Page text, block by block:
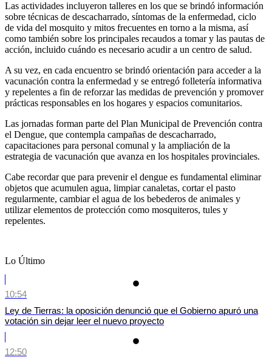
Las actividades incluyeron talleres en los que se brindó información
sobre técnicas de descacharrado, síntomas de la enfermedad, ciclo
de vida del mosquito y mitos frecuentes en torno a la misma, así
como también sobre los principales recaudos a tomar y las pautas de
acción, incluido cuándo es necesario acudir a un centro de salud.
A su vez, en cada encuentro se brindó orientación para acceder a la
vacunación contra la enfermedad y se entregó folletería informativa
y repelentes a fin de reforzar las medidas de prevención y promover
prácticas responsables en los hogares y espacios comunitarios.
Las jornadas forman parte del Plan Municipal de Prevención contra
el Dengue, que contempla campañas de descacharrado,
capacitaciones para personal comunal y la ampliación de la
estrategia de vacunación que avanza en los hospitales provinciales.
Cabe recordar que para prevenir el dengue es fundamental eliminar
objetos que acumulen agua, limpiar canaletas, cortar el pasto
regularmente, cambiar el agua de los bebederos de animales y
utilizar elementos de protección como mosquiteros, tules y
repelentes.
Lo Último
10:54
Ley de Tierras: la oposición denunció que el Gobierno apuró una
votación sin dejar leer el nuevo proyecto
12:50